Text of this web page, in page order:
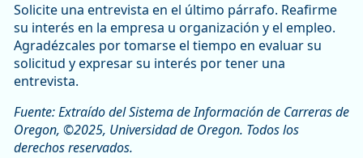
Solicite una entrevista en el último párrafo. Reafirme
su interés en la empresa u organización y el empleo.
Agradézcales por tomarse el tiempo en evaluar su
solicitud y expresar su interés por tener una
entrevista.
Fuente: Extraído del Sistema de Información de Carreras de
Oregon, ©2025, Universidad de Oregon. Todos los
derechos reservados.